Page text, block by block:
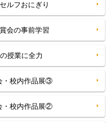
ルフおにぎり
会の事前学習
授業に全力
・校内作品展③
・校内作品展②